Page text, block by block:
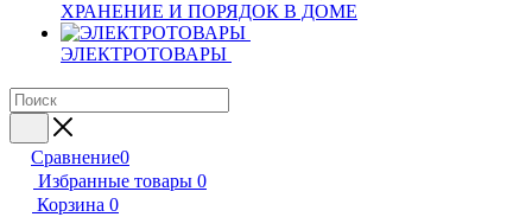
ХРАНЕНИЕ И ПОРЯДОК В ДОМЕ
ЭЛЕКТРОТОВАРЫ
Сравнение0
Избранные товары 0
Корзина 0